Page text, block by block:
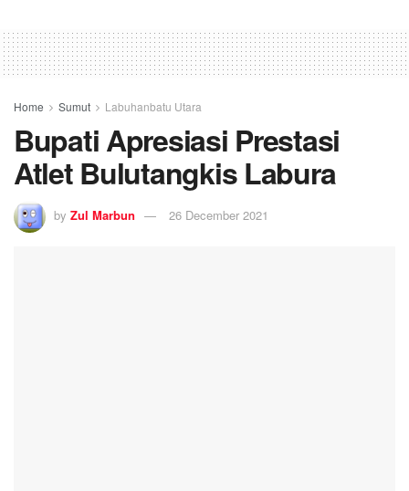
Home Sumut Labuhanbatu Utara
Bupati Apresiasi Prestasi
Atlet Bulutangkis Labura
by Zul Marbun 26 December 2021